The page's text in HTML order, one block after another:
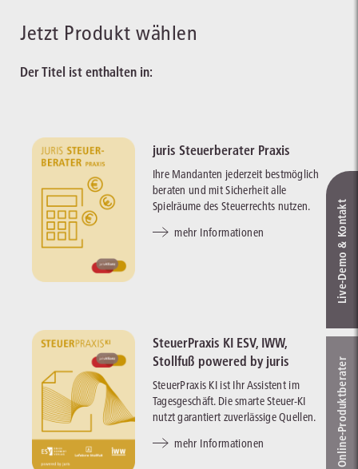
Jetzt Produkt wählen
Der Titel ist enthalten in:
juris Steuerberater Praxis
Ihre Mandanten jederzeit bestmöglich
beraten und mit Sicherheit alle
Spielräume des Steuerrechts nutzen.
mehr Informationen
SteuerPraxis KI ESV, IWW,
Stollfuß powered by juris
SteuerPraxis KI ist Ihr Assistent im
Tagesgeschäft. Die smarte Steuer-KI
nutzt garantiert zuverlässige Quellen.
mehr Informationen
Live‑Demo & Kontakt
Online-Produkt­berater